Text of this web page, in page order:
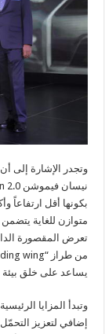
وتجدر الإشارة إلى
بكونها أقل ارتفاعاً
تعرض المقصورة
يساعد على خلق بيئة
وتبدأ المزايا